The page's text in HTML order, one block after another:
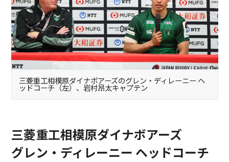
三菱重工相模原ダイナボアーズのグレン・ディレーニー ヘ
ッドコーチ（左）、岩村昂太キャプテン
三菱重工相模原ダイナボアーズ
グレン・ディレーニー ヘッドコーチ